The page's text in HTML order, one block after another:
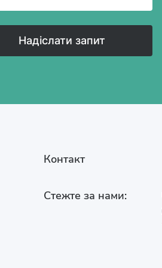
Надіслати запит
Контакт
Стежте за нами: